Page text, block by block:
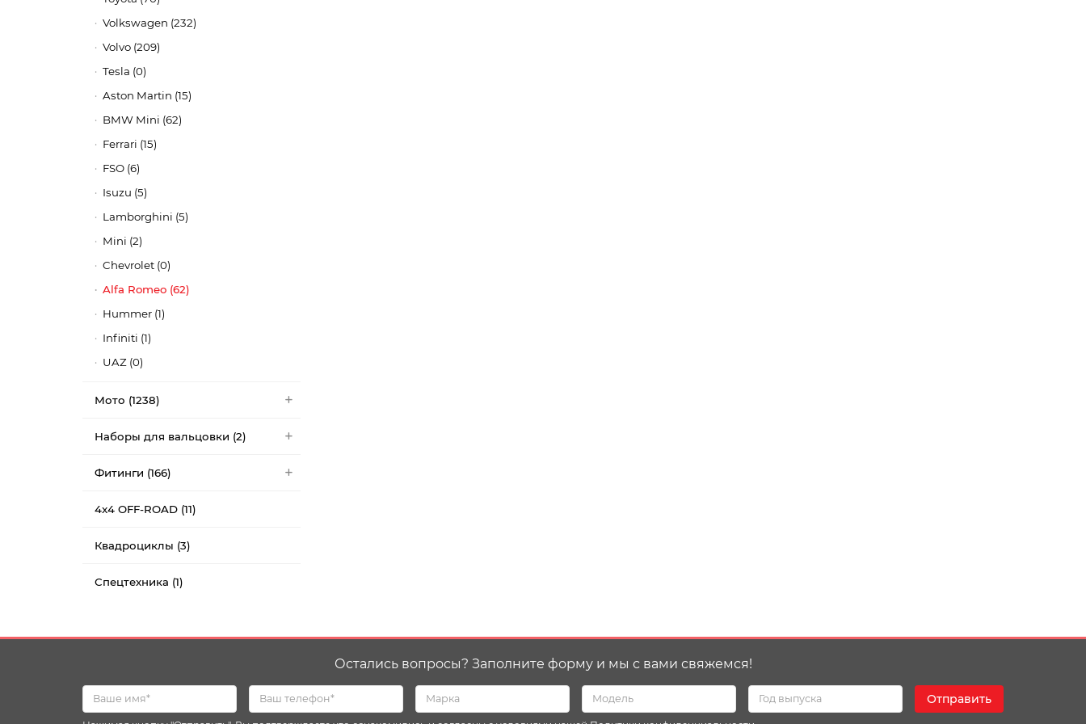
Volkswagen (232)
Volvo (209)
Tesla (0)
Aston Martin (15)
BMW Mini (62)
Ferrari (15)
FSO (6)
Isuzu (5)
Lamborghini (5)
Mini (2)
Chevrolet (0)
Alfa Romeo (62)
Hummer (1)
Infiniti (1)
UAZ (0)
Мото (1238)
Наборы для вальцовки (2)
Фитинги (166)
4x4 OFF-ROAD (11)
Квадроциклы (3)
Спецтехника (1)
Остались вопросы? Заполните форму и мы с вами свяжемся!
Отправить